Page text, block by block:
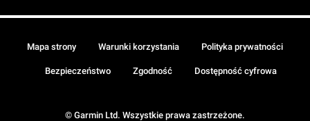
© Garmin Ltd. Wszystkie prawa zastrzeżone.
Mapa strony Warunki korzystania Polityka prywatności
Bezpieczeństwo Zgodność Dostępność cyfrowa